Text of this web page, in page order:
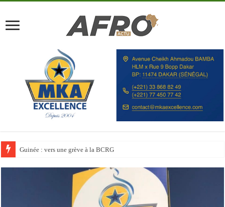
Discours à la Nation : Alassane Ouattara appelle les Ivoiriens à « l’unité,